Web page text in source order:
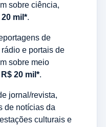
sobre ciência,
20 mil*.
de
e portais de
sobre meio
R$ 20 mil*.
jornal/revista,
de notícias da
culturais e